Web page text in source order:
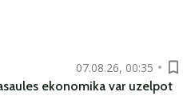
07.08.26, 00:35
ekonomika var uzelpot